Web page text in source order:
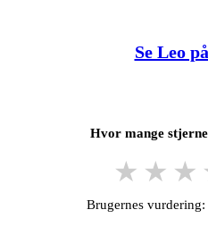
Se Leo
Hvor mange
★ ★ ★
Brugernes